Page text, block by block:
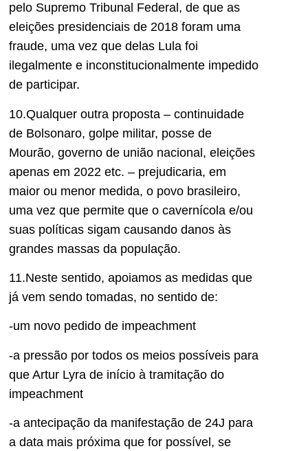
pelo Supremo Tribunal Federal, de que as
eleições presidenciais de 2018 foram uma
fraude, uma vez que delas Lula foi
ilegalmente e inconstitucionalmente impedido
de participar.
10.Qualquer outra proposta – continuidade
de Bolsonaro, golpe militar, posse de
Mourão, governo de união nacional, eleições
apenas em 2022 etc. – prejudicaria, em
maior ou menor medida, o povo brasileiro,
uma vez que permite que o cavernícola e/ou
suas políticas sigam causando danos às
grandes massas da população.
11.Neste sentido, apoiamos as medidas que
já vem sendo tomadas, no sentido de:
-um novo pedido de impeachment
-a pressão por todos os meios possíveis para
que Artur Lyra de início à tramitação do
impeachment
-a antecipação da manifestação de 24J para
a data mais próxima que for possível, se